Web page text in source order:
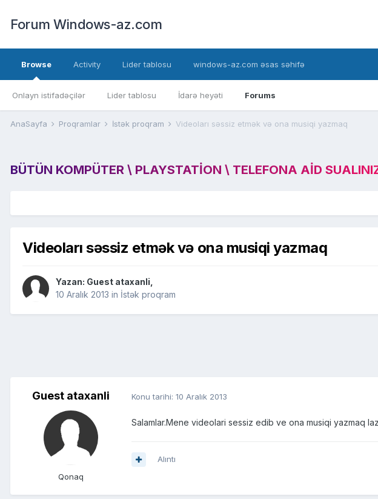
Forum Windows-az.com
Browse
Onlayn istifadəçilər Lider tablosu İdarə heyəti Forums
Activity Lider tablosu windows-az.com əsas səhifə
AnaSayfa Proqramlar İstək proqram Videoları səssiz etmək və ona musiqi yazmaq
BÜTÜN KOMPÜTER \ PLAYSTATION \ TELEFONA AID
Videoları səssiz etmək və ona musiqi yazmaq
Yazan: Guest ataxanli,
10 Aralık 2013 in İstək proqram
Guest ataxanli
Qonaq
Konu tarihi: 10 Aralık 2013
Salamlar.Mene videolari sessiz edib ve ona musiqi yazmaq
Alıntı